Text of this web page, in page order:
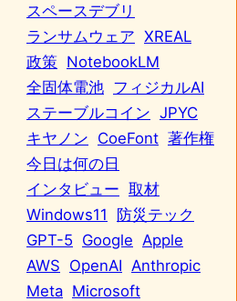
スペースデブリ
ランサムウェア XREAL
政策 NotebookLM
全固体電池 フィジカルAI
ステーブルコイン JPYC
キヤノン CoeFont 著作権
今日は何の日
インタビュー 取材
Windows11
防災テック
GPT-5 Google Apple
AWS OpenAI Anthropic
Meta Microsoft